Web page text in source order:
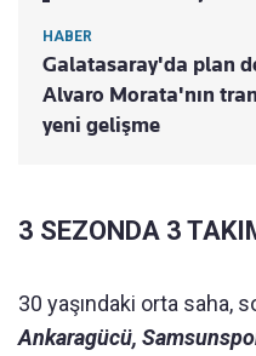
HABER
Galatasaray'da plan
Alvaro Morata'nın
yeni gelişme
3 SEZONDA 3
30 yaşındaki orta saha,
Ankaragücü,